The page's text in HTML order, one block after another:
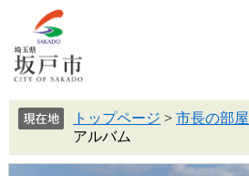
トップページ > 市長の部屋
アルバム